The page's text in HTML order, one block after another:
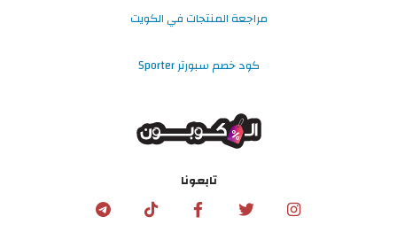
مراجعة المنتجات في الكويت
كود خصم سبورتر Sporter
تابعونا